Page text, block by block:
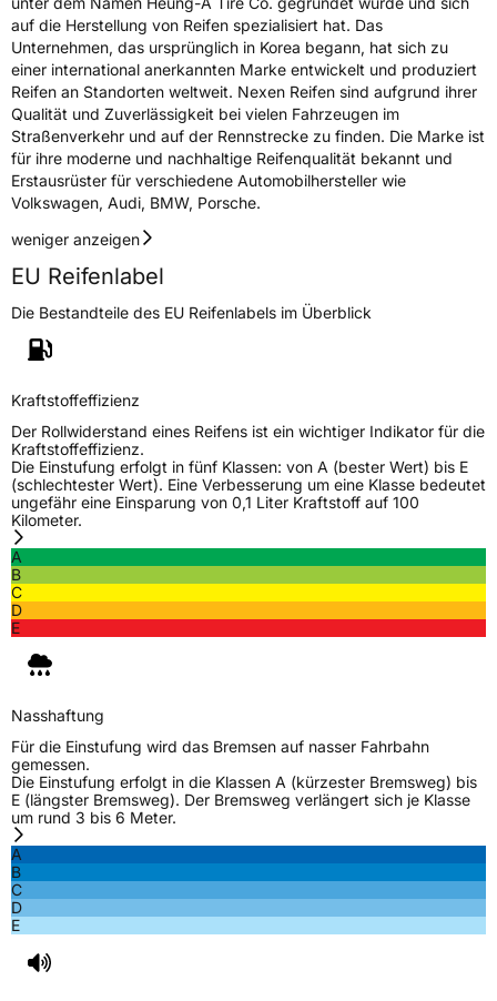
auf die Herstellung von Reifen spezialisiert hat. Das
Unternehmen, das ursprünglich in Korea begann, hat sich zu
einer international anerkannten Marke entwickelt und produziert
Reifen an Standorten weltweit. Nexen Reifen sind aufgrund ihrer
Qualität und Zuverlässigkeit bei vielen Fahrzeugen im
Straßenverkehr und auf der Rennstrecke zu finden. Die Marke ist
für ihre moderne und nachhaltige Reifenqualität bekannt und
Erstausrüster für verschiedene Automobilhersteller wie
Volkswagen, Audi, BMW, Porsche.
weniger anzeigen
EU Reifenlabel
Die Bestandteile des EU Reifenlabels im Überblick
Kraftstoffeffizienz
Der Rollwiderstand eines Reifens ist ein wichtiger Indikator für die
Kraftstoffeffizienz.
Die Einstufung erfolgt in fünf Klassen: von A (bester Wert) bis E
(schlechtester Wert). Eine Verbesserung um eine Klasse bedeutet
ungefähr eine Einsparung von 0,1 Liter Kraftstoff auf 100
Kilometer.
A
B
C
D
E
Nasshaftung
Für die Einstufung wird das Bremsen auf nasser Fahrbahn
gemessen.
Die Einstufung erfolgt in die Klassen A (kürzester Bremsweg) bis
E (längster Bremsweg). Der Bremsweg verlängert sich je Klasse
um rund 3 bis 6 Meter.
A
B
C
D
E